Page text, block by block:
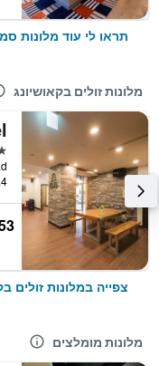
תראו לי עוד מלונות
מלונות זולים בקאושיונג
3 כוכבים
2.4
צפייה במלונות זולים
מלונות מומלצים